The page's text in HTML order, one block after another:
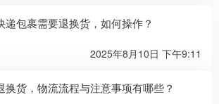
递包裹需要退换货，如何操作？​
2025年8月10日 下午9:11
换货，物流流程与注意事项有哪些？​